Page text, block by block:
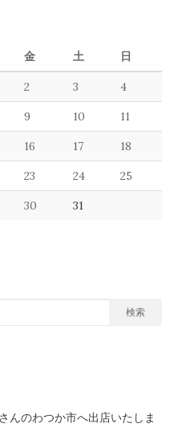
金 土 日
2 3 4
9 10 11
16 17 18
23 24 25
30 31
検索
んのわつか市へ出店いたしま